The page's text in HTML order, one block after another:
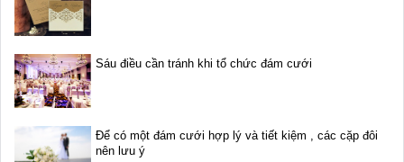
Sáu điều cần tránh khi tổ chức đám cưới
Để có một đám cưới hợp lý và tiết kiệm , các cặp đôi
nên lưu ý